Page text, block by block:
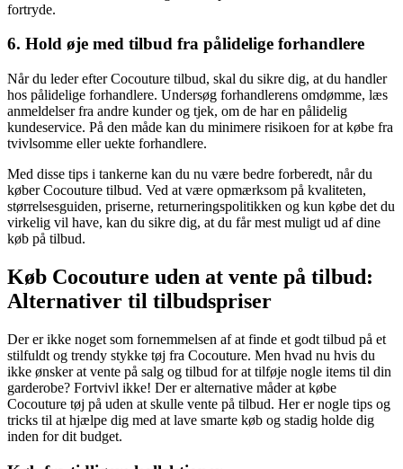
fortryde.
6. Hold øje med tilbud fra pålidelige forhandlere
Når du leder efter Cocouture tilbud, skal du sikre dig, at du handler
hos pålidelige forhandlere. Undersøg forhandlerens omdømme, læs
anmeldelser fra andre kunder og tjek, om de har en pålidelig
kundeservice. På den måde kan du minimere risikoen for at købe fra
tvivlsomme eller uekte forhandlere.
Med disse tips i tankerne kan du nu være bedre forberedt, når du
køber Cocouture tilbud. Ved at være opmærksom på kvaliteten,
størrelsesguiden, priserne, returneringspolitikken og kun købe det du
virkelig vil have, kan du sikre dig, at du får mest muligt ud af dine
køb på tilbud.
Køb Cocouture uden at vente på tilbud:
Alternativer til tilbudspriser
Der er ikke noget som fornemmelsen af at finde et godt tilbud på et
stilfuldt og trendy stykke tøj fra Cocouture. Men hvad nu hvis du
ikke ønsker at vente på salg og tilbud for at tilføje nogle items til din
garderobe? Fortvivl ikke! Der er alternative måder at købe
Cocouture tøj på uden at skulle vente på tilbud. Her er nogle tips og
tricks til at hjælpe dig med at lave smarte køb og stadig holde dig
inden for dit budget.